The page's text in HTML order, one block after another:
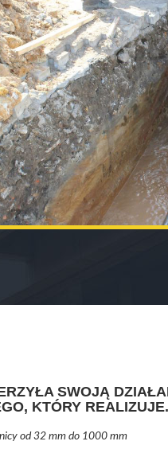
SWOJĄ
KTÓRY
od 32 mm do 1000 mm